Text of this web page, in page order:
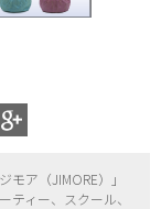
モア（JIMORE）」
ィー、
スクール、